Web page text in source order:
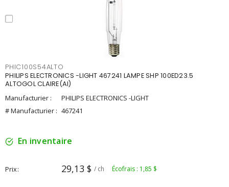
PHIC100S54ALTO
PHILIPS ELECTRONICS -LIGHT 467241 LAMPE SHP 100ED23.5
ALTOGOL CLAIRE(AI)
Manufacturier :
PHILIPS ELECTRONICS -LIGHT
# Manufacturier : 467241
En inventaire
Prix 29,13 $ / ch Écofrais : 1,85 $